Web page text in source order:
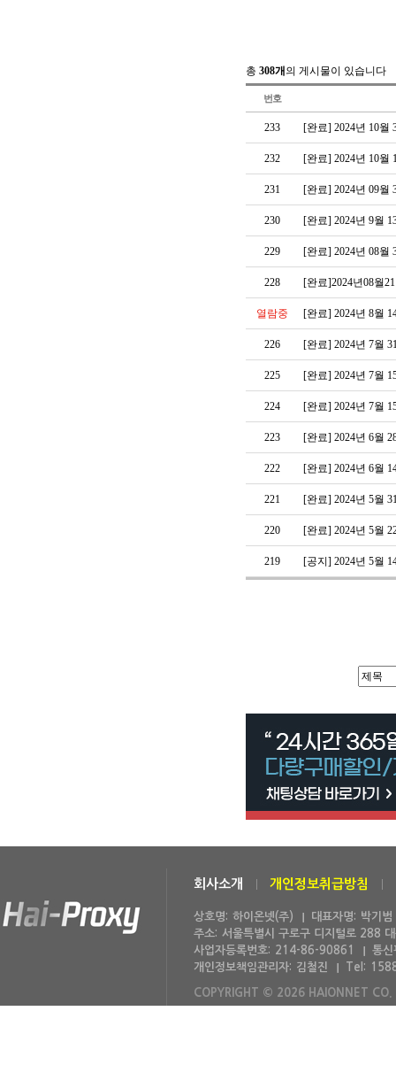
총 308개 의 게시물이 있습니다
번호
233 [완료] 2024년 10
232 [완료] 2024년 10
231 [완료] 2024년 09
230 [완료] 2024년 9월
229 [완료] 2024년 08
228 [완료]2024년08월
열람중 [완료] 2024년 8월
226 [완료] 2024년 7월
225 [완료] 2024년 7월
224 [완료] 2024년 7월
223 [완료] 2024년 6월
222 [완료] 2024년 6월
221 [완료] 2024년 5월
220 [완료] 2024년 5월
219 [공지] 2024년 5월
회사소개 개인정보취급방침
상호명: 하이온넷(주) 대표자명: 박기범
주소: 서울특별시 구로구 디지털로 288
사업자등록번호: 214-86-90861
통신
개인정보책임관리자: 김철진 Tel:
COPYRIGHT © 2026 HAIONNET CO.